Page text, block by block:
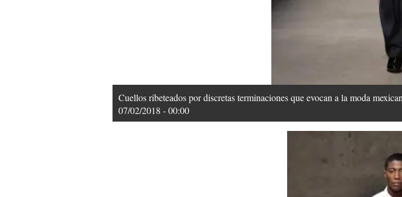
Cuellos ribeteados por discretas terminaciones que evocan a la moda
07/02/2018 - 00:00